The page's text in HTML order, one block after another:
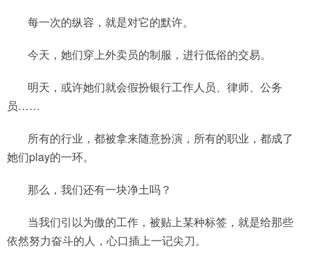
每一次的纵容，就是对它的默许。
今天，她们穿上外卖员的制服，进行低俗的交易。
明天，或许她们就会假扮银行工作人员、律师、公务
员……
所有的行业，都被拿来随意扮演，所有的职业，都成了
她们play的一环。
那么，我们还有一块净土吗？
当我们引以为傲的工作，被贴上某种标签，就是给那些
依然努力奋斗的人，心口插上一记尖刀。